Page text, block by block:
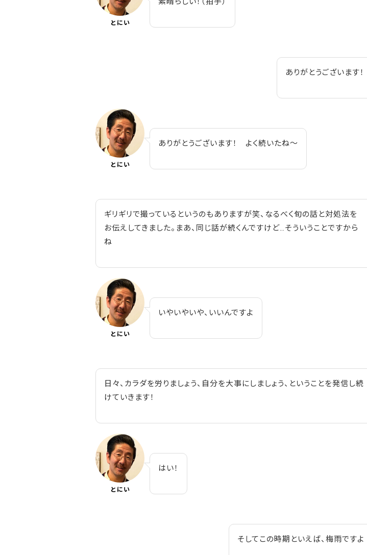
とにい
ありがとうございます！
とにい
ありがとうございます！ よく続いたね～
ギリギリで撮っているというのもありますが笑、なるべく旬の話と対処法を
お伝えしてきました。まあ、同じ話が続くんですけど…そういうことですから
ね
とにい
いやいやいや、いいんですよ
日々、カラダを労りましょう、自分を大事にしましょう、ということを発信し続
けていきます！
とにい
はい！
そしてこの時期といえば、梅雨ですよ